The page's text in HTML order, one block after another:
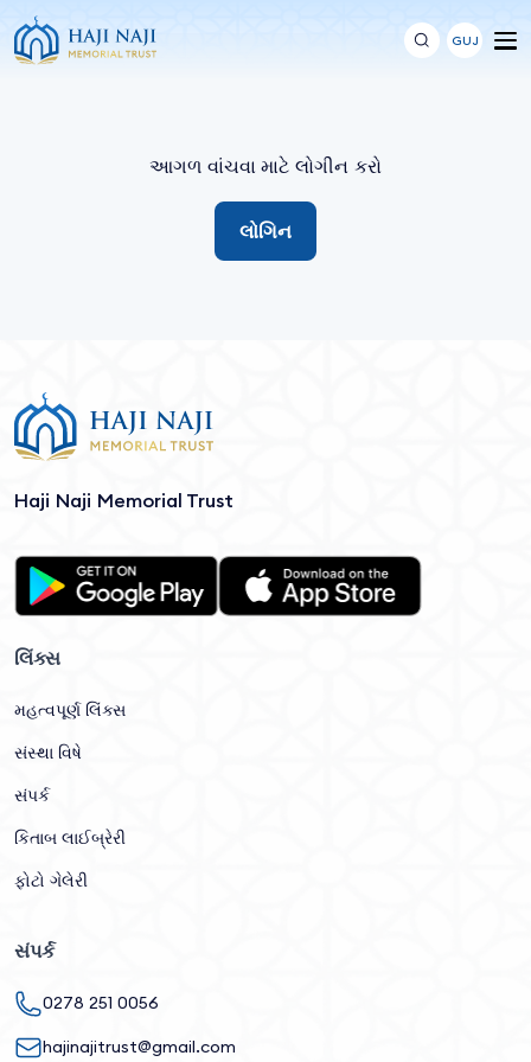
GUJ
આગળ વાંચવા માટે લોગીન કરો
લોગિન
Haji Naji Memorial Trust
લિંક્સ
મહત્વપૂર્ણ લિંક્સ
સંસ્થા વિષે
સંપર્ક
કિતાબ લાઈબ્રેરી
ફોટો ગેલેરી
સંપર્ક
0278 251 0056
hajinajitrust@gmail.com